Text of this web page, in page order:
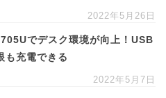
2022年5月26日
でデスク環境が向上！USB
も充電できる
2022年5月7日